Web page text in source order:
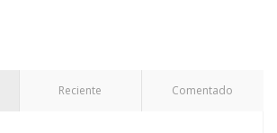
Reciente Comentado